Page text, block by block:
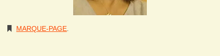
MARQUE-PAGE